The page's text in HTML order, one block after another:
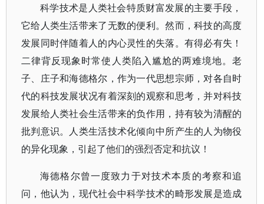
科学技术是人类社会特质财富发展的主要手段，
它给人类生活带来了无数的便利。然而，科技的高度
发展同时伴随着人的内心灵性的失落。有得必有失！
二律背反现象时常使人类陷入尴尬的两难境地。老
子、庄子和海德格尔，作为一代思想宗师，对各自时
代的科技发展状况有着深刻的观察和思考，并对科技
发展给人类社会生活带来的负作用，持有较为清醒的
批判意识。人类生活技术化倾向中所产生的人为物役
的异化现象，引起了他们的强烈否定和抗议！
海德格尔曾一度致力于对技术本质的考察和追
问，他认为，现代社会中科学技术的畸形发展是造成